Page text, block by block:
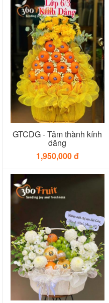
GTCDG - Tâm thành kính
dâng
1,950,000 đ